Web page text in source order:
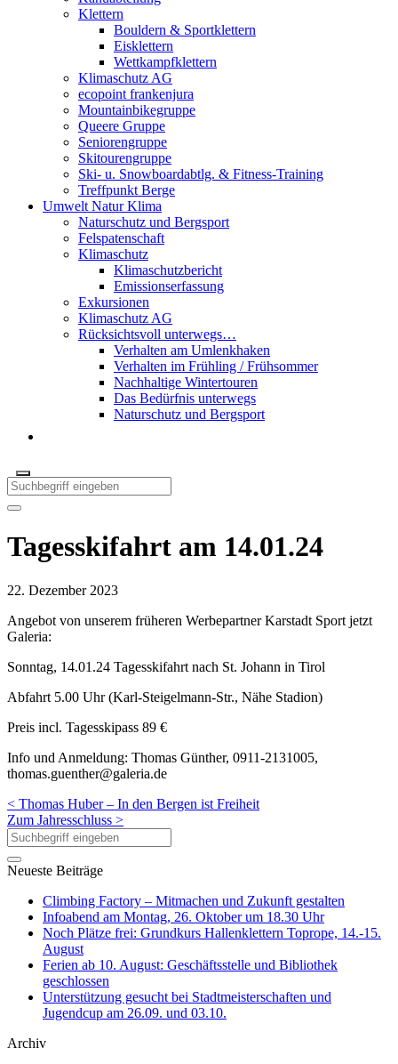
Klettern
Bouldern & Sportklettern
Eisklettern
Wettkampfklettern
Klimaschutz AG
ecopoint frankenjura
Mountainbikegruppe
Queere Gruppe
Seniorengruppe
Skitourengruppe
Ski- u. Snowboardabtlg. & Fitness-Training
Treffpunkt Berge
Umwelt Natur Klima
Naturschutz und Bergsport
Felspatenschaft
Klimaschutz
Klimaschutzbericht
Emissionserfassung
Exkursionen
Klimaschutz AG
Rücksichtsvoll unterwegs…
Verhalten am Umlenkhaken
Verhalten im Frühling / Frühsommer
Nachhaltige Wintertouren
Das Bedürfnis unterwegs
Naturschutz und Bergsport
Tagesskifahrt am 14.01.24
22. Dezember 2023
Angebot von unserem früheren Werbepartner Karstadt Sport jetzt
Galeria:
Sonntag, 14.01.24 Tagesskifahrt nach St. Johann in Tirol
Abfahrt 5.00 Uhr (Karl-Steigelmann-Str., Nähe Stadion)
Preis incl. Tagesskipass 89 €
Info und Anmeldung: Thomas Günther, 0911-2131005,
thomas.guenther@galeria.de
< Thomas Huber – In den Bergen ist Freiheit
Zum Jahresschluss >
Neueste Beiträge
Climbing Factory – Mitmachen und Zukunft gestalten
Infoabend am Montag, 26. Oktober um 18.30 Uhr
Noch Plätze frei: Grundkurs Hallenklettern Toprope, 14.-15.
August
Ferien ab 10. August: Geschäftsstelle und Bibliothek
geschlossen
Unterstützung gesucht bei Stadtmeisterschaften und
Jugendcup am 26.09. und 03.10.
Archiv